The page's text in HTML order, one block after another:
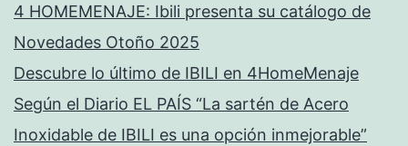
4 HOMEMENAJE: Ibili presenta su catálogo de
Novedades Otoño 2025
Descubre lo último de IBILI en 4HomeMenaje
Según el Diario EL PAÍS “La sartén de Acero
Inoxidable de IBILI es una opción inmejorable”